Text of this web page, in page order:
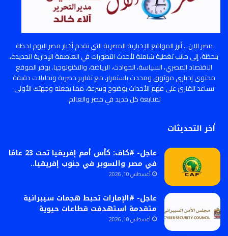
مصر الان .. أبرز المواقع الإخبارية المصرية التي تقدم أخبار مصر اليوم لحظة
بلحظة، إلى جانب تغطية شاملة لأحدث التطورات في العاصمة الإدارية الجديدة،
الاقتصاد المصري، السياسة، الحوادث، الرياضة، والتكنولوجيا. يوفر الموقع
محتوى إخباري موثوق ومحدث باستمرار، مع تقارير حصرية وتحليلات دقيقة
تساعد القارئ على فهم الأحداث بوضوح وسرعة، مما يجعله وجهتك الأولى
لمتابعة كل جديد في مصر والعالم.
أخر التحديثات
عاجل- #كاف: كأس أمم إفريقيا تحت 23 عامًا
في مصر والسوبر في جنوب إفريقيا..
أغسطس 10, 2026
عاجل- #الإمارات تحبط هجمات سيبرانية
متقدمة استهدفت قطاعات حيوية
أغسطس 10, 2026